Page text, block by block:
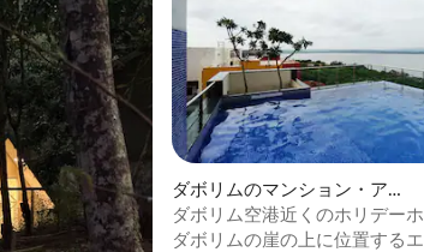
ダボリムのマンション・アパ
ート
ダボリム空港近くのホリデー
シービューGoa
ダボリムの崖の上に位置する